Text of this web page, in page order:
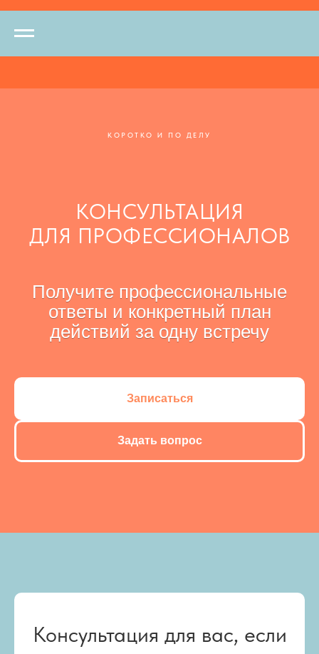
КОРОТКО И ПО ДЕЛУ
КОНСУЛЬТАЦИЯ
ДЛЯ ПРОФЕССИОНАЛОВ
Получите профессиональные
ответы и конкретный план
действий за одну встречу
Записаться
Задать вопрос
Консультация для вас, если